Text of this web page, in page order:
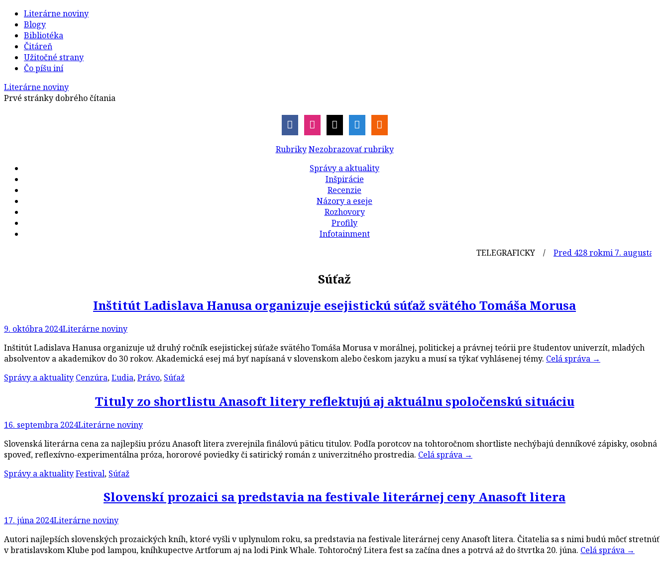
Literárne noviny
Blogy
Bibliotéka
Čitáreň
Užitočné strany
Čo píšu iní
Literárne noviny
Prvé stránky dobrého čítania
Rubriky Nezobrazovať rubriky
Správy a aktuality
Inšpirácie
Recenzie
Názory a eseje
Rozhovory
Profily
Infotainment
TELEGRAFICKY /Pred 428 rokmi 7. augusta 1598 sa
Súťaž
Inštitút Ladislava Hanusa organizuje esejistickú súťaž svätého Tomáša Morusa
9. októbra 2024Literárne noviny
Inštitút Ladislava Hanusa organizuje už druhý ročník esejistickej súťaže svätého Tomáša Morusa v morálnej, politickej a právnej teórii pre študentov univerzít, mladých
absolventov a akademikov do 30 rokov. Akademická esej má byť napísaná v slovenskom alebo českom jazyku a musí sa týkať vyhlásenej témy. Celá správa →
Správy a aktuality Cenzúra,Ľudia,Právo, Súťaž
Tituly zo shortlistu Anasoft litery reflektujú aj aktuálnu spoločenskú situáciu
16. septembra 2024Literárne noviny
Slovenská literárna cena za najlepšiu prózu Anasoft litera zverejnila finálovú päticu titulov. Podľa porotcov na tohtoročnom shortliste nechýbajú denníkové zápisky, osobná
spoveď, reflexívno-experimentálna próza, hororové poviedky či satirický román z univerzitného prostredia. Celá správa →
Správy a aktualityFestival, Súťaž
Slovenskí prozaici sa predstavia na festivale literárnej ceny Anasoft litera
17. júna 2024Literárne noviny
Autori najlepších slovenských prozaických kníh, ktoré vyšli v uplynulom roku, sa predstavia na festivale literárnej ceny Anasoft litera. Čitatelia sa s nimi budú môcť stretnúť
v bratislavskom Klube pod lampou, kníhkupectve Artforum aj na lodi Pink Whale. Tohtoročný Litera fest sa začína dnes a potrvá až do štvrtka 20. júna. Celá správa →